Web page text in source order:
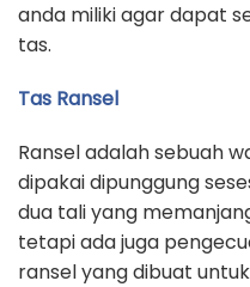
anda miliki agar dapat
tas.
Tas Ransel
Ransel adalah sebuah
dipakai dipunggung
dua tali yang
tetapi ada juga
ransel yang dibuat